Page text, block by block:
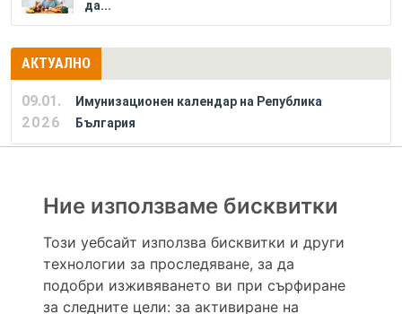
да...
АКТУАЛНО
09.01.
2026
Имунизационен календар на Република
България
Hapche.bg НЕ е медицински, зравен или сроден специалист и НЕ дава медицински
консултации и здравни съвети. Hapche.bg НЕ се явява медицинска услуга и НЕ
осигурява диагноза и лечение. Hapche.bg НЕ препоръчва медицински и други здравни и
сродни специалисти и заведения. Hapche.bg НЕ търгува с лекарствени продукти и
Ние използваме бисквитки
Този уебсайт използва бисквитки и други
технологии за проследяване, за да
подобри изживяването ви при сърфиране
за следните цели: за активиране на